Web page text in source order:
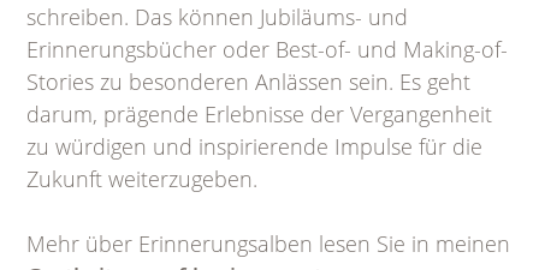
schreiben. Das können Jubiläums- und
Erinnerungsbücher oder Best-of- und Making-of-
Stories zu besonderen Anlässen sein. Es geht
darum, prägende Erlebnisse der Vergangenheit
zu würdigen und inspirierende Impulse für die
Zukunft weiterzugeben.
Mehr über Erinnerungsalben lesen Sie in meinen